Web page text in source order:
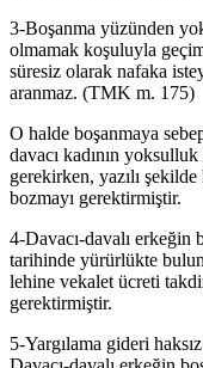
3-Boşanma yüzünden
olmamak koşuluyla
süresiz olarak nafaka
aranmaz. (TMK m. 175)
O halde boşanmaya
davacı kadının
gerekirken, yazılı
bozmayı gerektirmiştir.
4-Davacı-davalı erkeğin
tarihinde yürürlükte
lehine vekalet ücreti
gerektirmiştir.
5-Yargılama gideri